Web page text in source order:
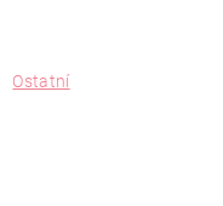
Ostatní